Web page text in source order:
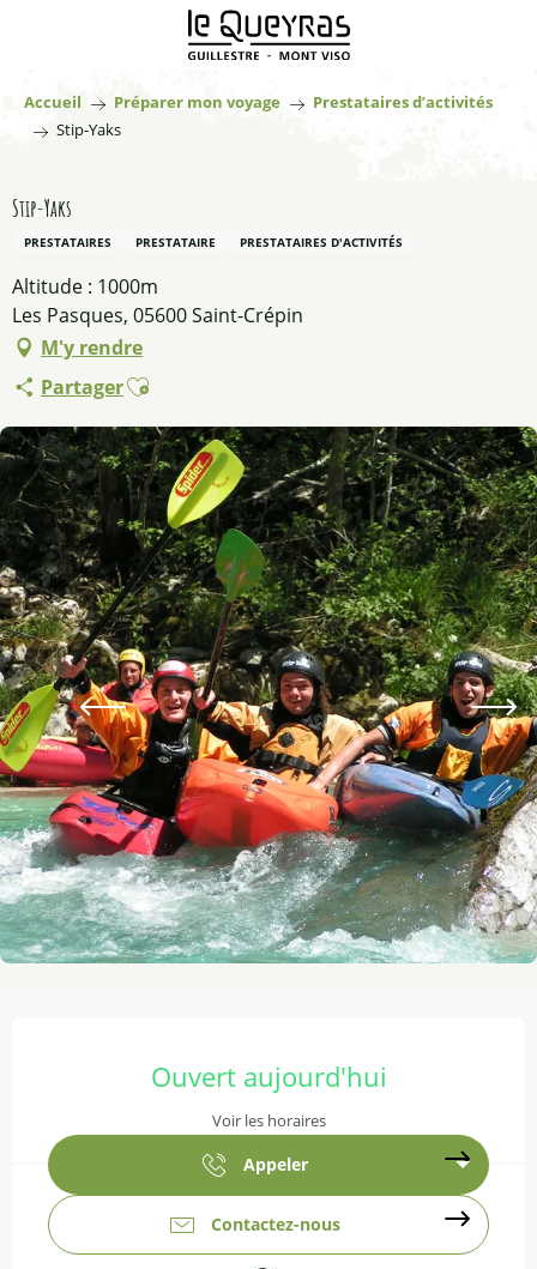
principal
Accueil Préparer mon voyage
Prestataires d’activités
Stip-Yaks
Stip-Yaks
PRESTATAIRES PRESTATAIRE PRESTATAIRES D'ACTIVITÉS
Altitude : 1000m
Les Pasques, 05600 Saint-Crépin
M'y rendre
PartagerAjouter aux favoris
Ouvert aujourd'hui
Voir les horaires
Appeler
Contactez-nous